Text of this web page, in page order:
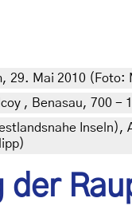
29. Mai 2010 (Foto:
, Benasau, 700
der